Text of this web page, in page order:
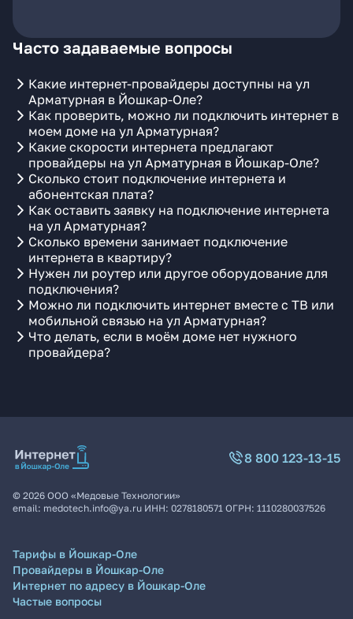
Часто задаваемые вопросы
Какие интернет-провайдеры доступны на ул
Арматурная в Йошкар-Оле?
Как проверить, можно ли подключить интернет в
моем доме на ул Арматурная?
Какие скорости интернета предлагают
провайдеры на ул Арматурная в Йошкар-Оле?
Сколько стоит подключение интернета и
абонентская плата?
Как оставить заявку на подключение интернета
на ул Арматурная?
Сколько времени занимает подключение
интернета в квартиру?
Нужен ли роутер или другое оборудование для
подключения?
Можно ли подключить интернет вместе с ТВ или
мобильной связью на ул Арматурная?
Что делать, если в моём доме нет нужного
провайдера?
8 800 123-13-15
© 2026 ООО «Медовые Технологии»
email: medotech.info@ya.ru ИНН: 0278180571 ОГРН: 1110280037526
Тарифы в Йошкар-Оле
Провайдеры в Йошкар-Оле
Интернет по адресу в Йошкар-Оле
Частые вопросы